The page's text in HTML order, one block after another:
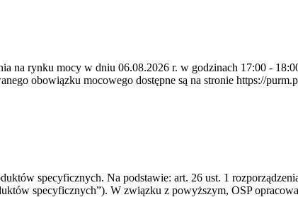
na rynku mocy w dniu 06.08.2026 r. w godzinach 17:00 -
obowiązku mocowego dostępne są na stronie https://
specyficznych. Na podstawie: art. 26 ust. 1
specyficznych”). W związku z powyższym, OSP